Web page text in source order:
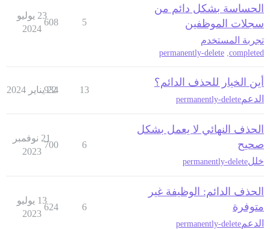
الحساسة بشكل دائم من
سجلات الموظفين
تجربة المستخدم
completed
,
permanently-delete
5
608
23 يوليو
2024
أين الخيار للحذف الدائم؟
الدعمpermanently-delete
13
934
22 يناير 2024
الحذف النهائي لا يعمل بشكل
صحيح
خللpermanently-delete
6
700
21 نوفمبر
2023
الحذف الدائم: الوظيفة غير
متوفرة
الدعمpermanently-delete
6
624
13 يوليو
2023